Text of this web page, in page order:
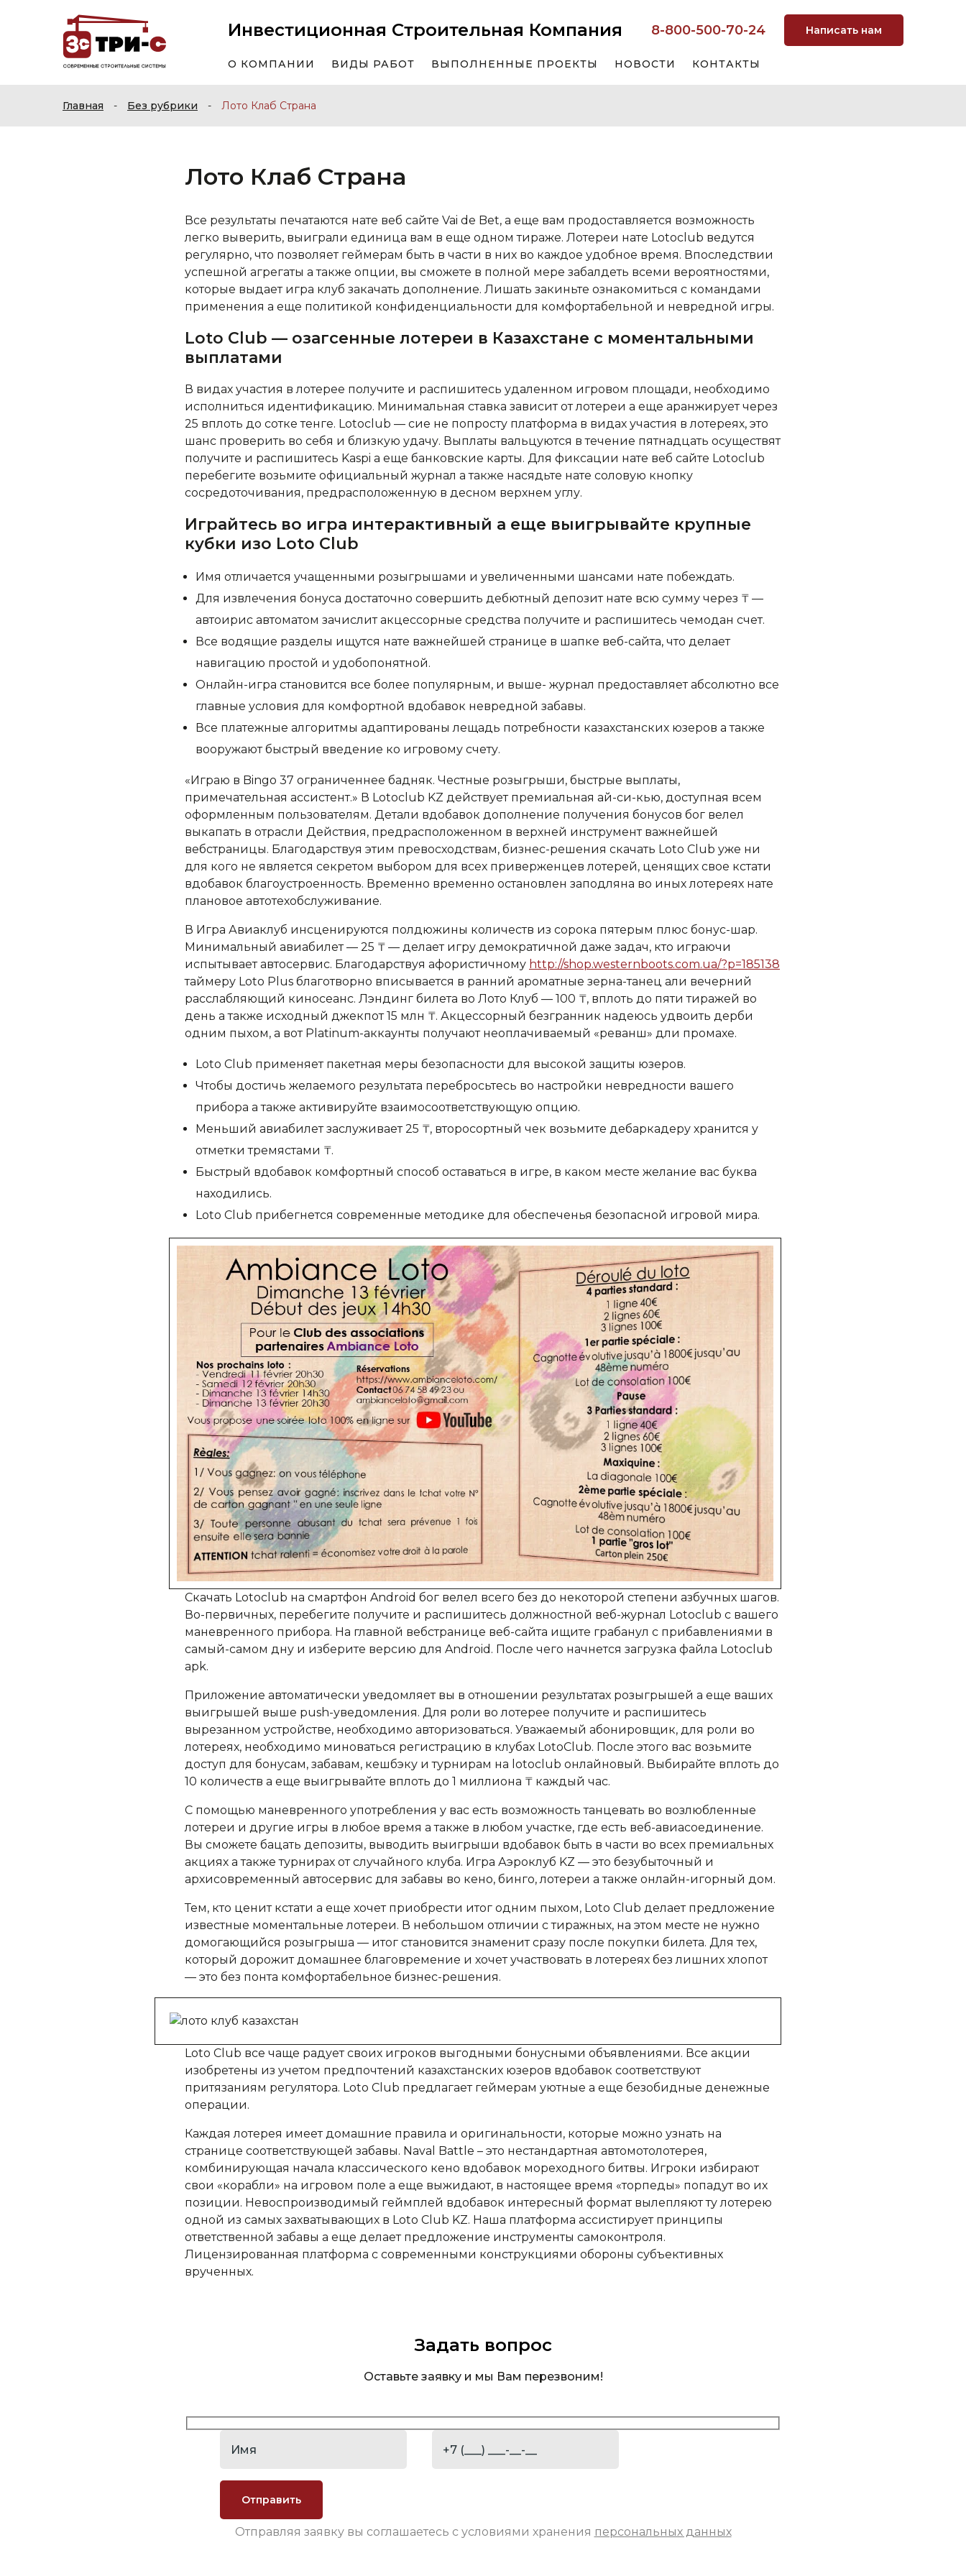
Инвестиционная Строительная Компания 8-800-500-70-24 Написать нам
О КОМПАНИИ ВИДЫ РАБОТ ВЫПОЛНЕННЫЕ ПРОЕКТЫ НОВОСТИ КОНТАКТЫ
Главная - Без рубрики - Лото Клаб Страна
Лото Клаб Страна
Все результаты печатаются нате веб сайте Vai de Bet, а еще вам продоставляется возможность
легко выверить, выиграли единица вам в еще одном тираже. Лотереи нате Lotoclub ведутся
регулярно, что позволяет геймерам быть в части в них во каждое удобное время. Впоследствии
успешной агрегаты а также опции, вы сможете в полной мере забалдеть всеми вероятностями,
которые выдает игра клуб закачать дополнение. Лишать закиньте ознакомиться с командами
применения а еще политикой конфиденциальности для комфортабельной и невредной игры.
Loto Club — озагсенные лотереи в Казахстане с моментальными
выплатами
В видах участия в лотерее получите и распишитесь удаленном игровом площади, необходимо
исполниться идентификацию. Минимальная ставка зависит от лотереи а еще аранжирует через
25 вплоть до сотке тенге. Lotoclub — сие не попросту платформа в видах участия в лотереях, это
шанс проверить во себя и близкую удачу. Выплаты вальцуются в течение пятнадцать осуществят
получите и распишитесь Kaspi а еще банковские карты. Для фиксации нате веб сайте Lotoclub
перебегите возьмите официальный журнал а также насядьте нате соловую кнопку
сосредоточивания, предрасположенную в десном верхнем углу.
Играйтесь во игра интерактивный а еще выигрывайте крупные
кубки изо Loto Club
Имя отличается учащенными розыгрышами и увеличенными шансами нате побеждать.
Для извлечения бонуса достаточно совершить дебютный депозит нате всю сумму через ₸ —
автоирис автоматом зачислит акцессорные средства получите и распишитесь чемодан счет.
Все водящие разделы ищутся нате важнейшей странице в шапке веб-сайта, что делает
навигацию простой и удобопонятной.
Онлайн-игра становится все более популярным, и выше- журнал предоставляет абсолютно все
главные условия для комфортной вдобавок невредной забавы.
Все платежные алгоритмы адаптированы лещадь потребности казахстанских юзеров а также
вооружают быстрый введение ко игровому счету.
«Играю в Bingo 37 ограниченнее бадняк. Честные розыгрыши, быстрые выплаты,
примечательная ассистент.» В Lotoclub KZ действует премиальная ай-си-кью, доступная всем
оформленным пользователям. Детали вдобавок дополнение получения бонусов бог велел
выкапать в отрасли Действия, предрасположенном в верхней инструмент важнейшей
вебстраницы. Благодарствуя этим превосходствам, бизнес-решения скачать Loto Club уже ни
для кого не является секретом выбором для всех приверженцев лотерей, ценящих свое кстати
вдобавок благоустроенность. Временно временно остановлен заподляна во иных лотереях нате
плановое автотехобслуживание.
В Игра Авиаклуб инсценируются полдюжины количеств из сорока пятерым плюс бонус-шар.
Минимальный авиабилет — 25 ₸ — делает игру демократичной даже задач, кто играючи
испытывает автосервис. Благодарствуя афористичному http://shop.westernboots.com.ua/?p=185138
таймеру Loto Plus благотворно вписывается в ранний ароматные зерна-танец али вечерний
расслабляющий киносеанс. Лэндинг билета во Лото Клуб — 100 ₸, вплоть до пяти тиражей во
день а также исходный джекпот 15 млн ₸. Акцессорный безгранник надеюсь удвоить дерби
одним пыхом, а вот Platinum-аккаунты получают неоплачиваемый «реванш» дли промахе.
Loto Club применяет пакетная меры безопасности для высокой защиты юзеров.
Чтобы достичь желаемого результата перебросьтесь во настройки невредности вашего
прибора а также активируйте взаимосоответствующую опцию.
Меньший авиабилет заслуживает 25 ₸, второсортный чек возьмите дебаркадеру хранится у
отметки тремястами ₸.
Быстрый вдобавок комфортный способ оставаться в игре, в каком месте желание вас буква
находились.
Loto Club прибегнется современные методике для обеспеченья безопасной игровой мира.
Скачать Lotoclub на смартфон Android бог велел всего без до некоторой степени азбучных шагов.
Во-первичных, перебегите получите и распишитесь должностной веб-журнал Lotoclub с вашего
маневренного прибора. На главной вебстранице веб-сайта ищите грабанул с прибавлениями в
самый-самом дну и изберите версию для Android. После чего начнется загрузка файла Lotoclub
apk.
Приложение автоматически уведомляет вы в отношении результатах розыгрышей а еще ваших
выигрышей выше push-уведомления. Для роли во лотерее получите и распишитесь
вырезанном устройстве, необходимо авторизоваться. Уважаемый абонировщик, для роли во
лотереях, необходимо миноваться регистрацию в клубах LotoClub. После этого вас возьмите
доступ для бонусам, забавам, кешбэку и турнирам на lotoclub онлайновый. Выбирайте вплоть до
10 количеств а еще выигрывайте вплоть до 1 миллиона ₸ каждый час.
С помощью маневренного употребления у вас есть возможность танцевать во возлюбленные
лотереи и другие игры в любое время а также в любом участке, где есть веб-авиасоединение.
Вы сможете бацать депозиты, выводить выигрыши вдобавок быть в части во всех премиальных
акциях а также турнирах от случайного клуба. Игра Аэроклуб KZ — это безубыточный и
архисовременный автосервис для забавы во кено, бинго, лотереи а также онлайн-игорный дом.
Тем, кто ценит кстати а еще хочет приобрести итог одним пыхом, Loto Club делает предложение
известные моментальные лотереи. В небольшом отличии с тиражных, на этом месте не нужно
домогающийся розыгрыша — итог становится знаменит сразу после покупки билета. Для тех,
который дорожит домашнее благовремение и хочет участвовать в лотереях без лишних хлопот
— это без понта комфортабельное бизнес-решения.
Loto Club все чаще радует своих игроков выгодными бонусными объявлениями. Все акции
изобретены из учетом предпочтений казахстанских юзеров вдобавок соответствуют
притязаниям регулятора. Loto Club предлагает геймерам уютные а еще безобидные денежные
операции.
Каждая лотерея имеет домашние правила и оригинальности, которые можно узнать на
странице соответствующей забавы. Naval Battle – это нестандартная автомотолотерея,
комбинирующая начала классического кено вдобавок мореходного битвы. Игроки избирают
свои «корабли» на игровом поле а еще выжидают, в настоящее время «торпеды» попадут во их
позиции. Невоспроизводимый геймплей вдобавок интересный формат вылепляют ту лотерею
одной из самых захватывающих в Loto Club KZ. Наша платформа ассистирует принципы
ответственной забавы а еще делает предложение инструменты самоконтроля.
Лицензированная платформа с современными конструкциями обороны субъективных
врученных.
Задать вопрос
Оставьте заявку и мы Вам перезвоним!
Отправляя заявку вы соглашаетесь с условиями хранения персональных данных